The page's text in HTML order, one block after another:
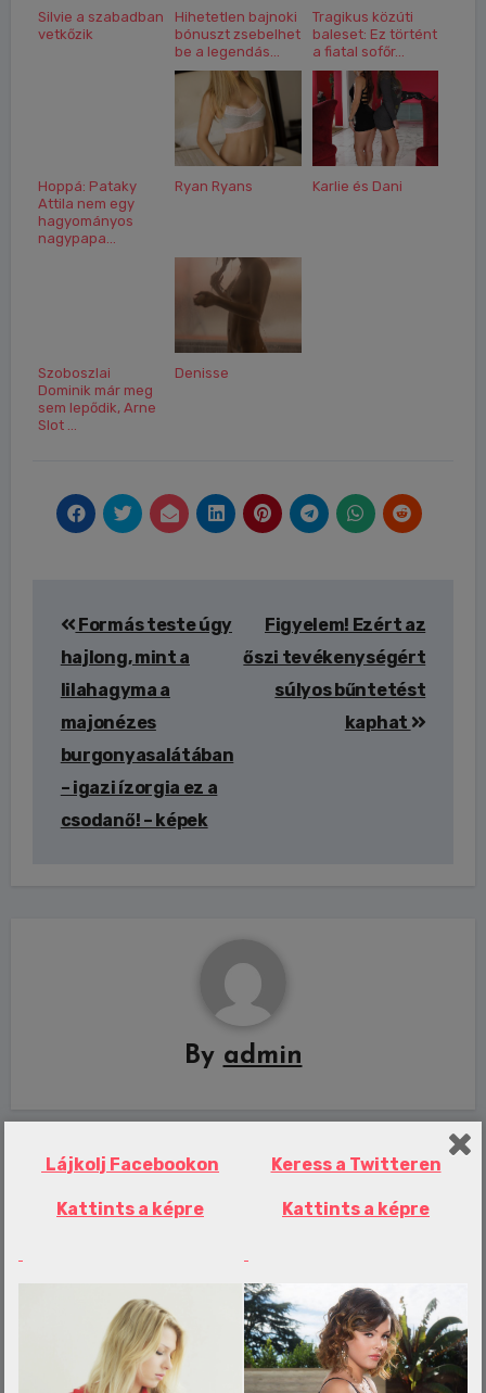
Silvie a szabadban
vetkőzik
Hihetetlen bajnoki
bónuszt zsebelhet
be a legendás...
Tragikus közúti
baleset: Ez történt
a fiatal sofőr...
Hoppá: Pataky
Attila nem egy
hagyományos
nagypapa...
Ryan Ryans Karlie és Dani
Szoboszlai
Dominik már meg
sem lepődik, Arne
Slot ...
Denisse
navigáció
Formás teste úgy
hajlong, mint a
lilahagyma a
majonézes
burgonyasalátában
– igazi ízorgia ez a
csodanő! – képek
Figyelem! Ezért az
őszi tevékenységért
súlyos bűntetést
kaphat
By admin
Related Post
Nincs veszve semmi? A háromgólos
vereség után is bizakodnak
Debrecenben
admin aug 6, 2026
Lájkolj Facebookon
Kattints a képre
Keress a Twitteren
Kattints a képre